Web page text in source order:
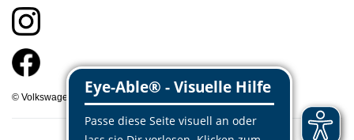
© Volkswagen Classic Parts 2026